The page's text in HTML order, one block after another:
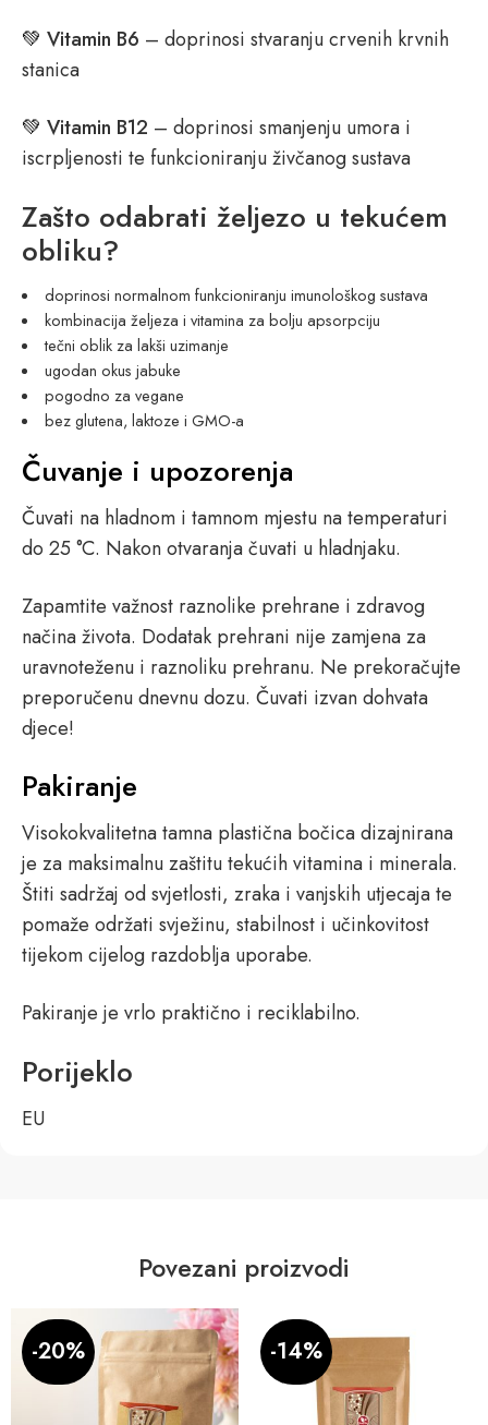
💚 Vitamin B6 – doprinosi stvaranju crvenih krvnih
stanica
💚 Vitamin B12 – doprinosi smanjenju umora i
iscrpljenosti te funkcioniranju živčanog sustava
Zašto odabrati željezo u tekućem
obliku?
doprinosi normalnom funkcioniranju imunološkog sustava
kombinacija željeza i vitamina za bolju apsorpciju
tečni oblik za lakši uzimanje
ugodan okus jabuke
pogodno za vegane
bez glutena, laktoze i GMO-a
Čuvanje i upozorenja
Čuvati na hladnom i tamnom mjestu na temperaturi
do 25 °C. Nakon otvaranja čuvati u hladnjaku.
Zapamtite važnost raznolike prehrane i zdravog
načina života. Dodatak prehrani nije zamjena za
uravnoteženu i raznoliku prehranu. Ne prekoračujte
preporučenu dnevnu dozu. Čuvati izvan dohvata
djece!
Pakiranje
Visokokvalitetna tamna plastična bočica dizajnirana
je za maksimalnu zaštitu tekućih vitamina i minerala.
Štiti sadržaj od svjetlosti, zraka i vanjskih utjecaja te
pomaže održati svježinu, stabilnost i učinkovitost
tijekom cijelog razdoblja uporabe.
Pakiranje je vrlo praktično i reciklabilno.
Porijeklo
EU
Povezani proizvodi
-20% -14%